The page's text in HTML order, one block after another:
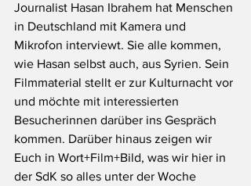
Journalist Hasan Ibrahem hat Menschen
in Deutschland mit Kamera und
Mikrofon interviewt. Sie alle kommen,
wie Hasan selbst auch, aus Syrien. Sein
Filmmaterial stellt er zur Kulturnacht vor
und möchte mit interessierten
Besucherinnen darüber ins Gespräch
kommen. Darüber hinaus zeigen wir
Euch in Wort+Film+Bild, was wir hier in
der SdK so alles unter der Woche